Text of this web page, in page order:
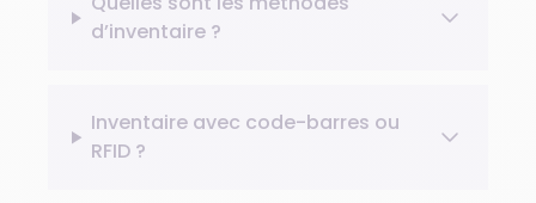
d’inventaire ?
Inventaire avec code-barres ou
RFID ?